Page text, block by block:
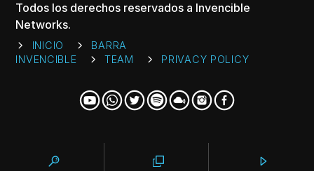
Todos los derechos reservados a Invencible
Networks.
INICIO
BARRA
INVENCIBLE
TEAM PRIVACY POLICY